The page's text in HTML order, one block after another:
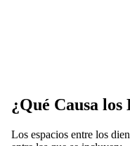
¿Qué Causa los
Los espacios entre los